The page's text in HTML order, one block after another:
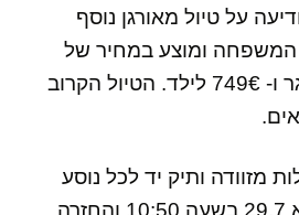
רומניה 360 מודיעה על טיול מאורגן נוסף
המשפחה ומוצע במחיר של
849€ למשתתף מבוגר ו- 749€ לילד. הטיול הקרוב
מזוודה ותיק יד לכל נוסע
כשתאריך היציאה הוא 29.7 בשעה 10:50 והחזרה